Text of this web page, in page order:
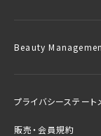
Beauty
プライバシーステート
販売・会員規約